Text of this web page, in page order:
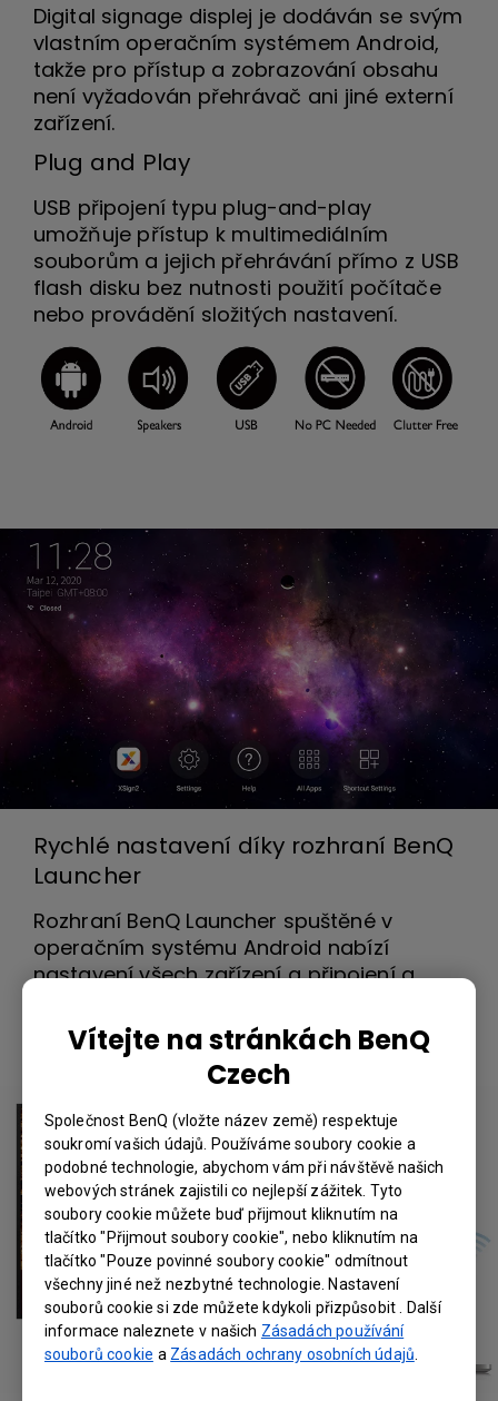
Vítejte na stránkách BenQ
Czech
Společnost BenQ (vložte název země) respektuje
soukromí vašich údajů. Používáme soubory cookie a
podobné technologie, abychom vám při návštěvě našich
webových stránek zajistili co nejlepší zážitek. Tyto
soubory cookie můžete buď přijmout kliknutím na
tlačítko "Přijmout soubory cookie", nebo kliknutím na
tlačítko "Pouze povinné soubory cookie" odmítnout
všechny jiné než nezbytné technologie. Nastavení
souborů cookie si zde můžete kdykoli přizpůsobit . Další
informace naleznete v našich Zásadách používání
souborů cookie a Zásadách ochrany osobních údajů
Digital signage displej je dodáván se svým
vlastním operačním systémem Android,
takže pro přístup a zobrazování obsahu
není vyžadován přehrávač ani jiné externí
zařízení.
Plug and Play
USB připojení typu plug-and-play
umožňuje přístup k multimediálním
souborům a jejich přehrávání přímo z USB
flash disku bez nutnosti použití počítače
nebo provádění složitých nastavení.
Rychlé nastavení díky rozhraní BenQ
Launcher
Rozhraní BenQ Launcher spuštěné v
operačním systému Android nabízí
nastavení všech zařízení a připojení a
snadného použití.